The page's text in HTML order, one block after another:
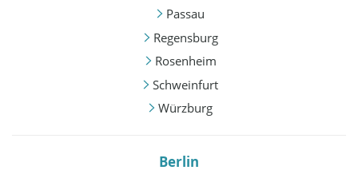
Passau
Regensburg
Rosenheim
Schweinfurt
Würzburg
Berlin